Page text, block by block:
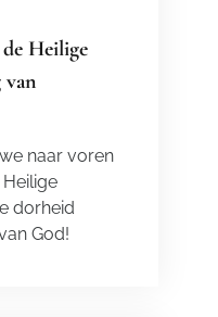
Heilige
van
naar voren
dorheid
God!